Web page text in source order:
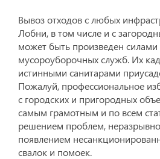
Вывоз отходов с любых
Лобни, в том числе и с
может быть произведен силами
мусороуборочных служб. Их
истинными санитарами
Пожалуй, профессиональное
с городских и пригородных
самым грамотным и по всем
решением проблем,
появлением
свалок и помоек.